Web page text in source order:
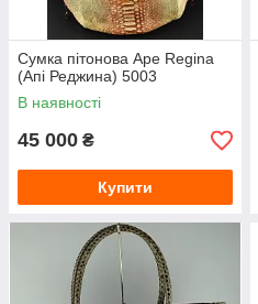
Сумка пітонова Ape Regina
(Апі Реджина) 5003
В наявності
45 000 ₴
Купити